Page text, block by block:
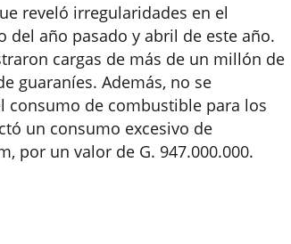
reveló irregularidades en el
año pasado y abril de este año.
cargas de más de un millón de
guaraníes. Además, no se
consumo de combustible para los
un consumo excesivo de
por un valor de G. 947.000.000.